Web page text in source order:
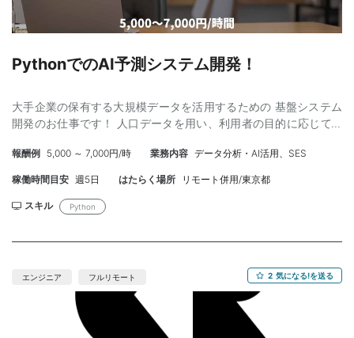
ック経験 ・金融・製薬・通信関連の業務のご経験 ■環境・条件 ・
開始：随時募集しておりますので即日でも先付け開始でも可能で
（準委任契約） ・精算：あり（140-180h/中間割） ・稼働：週４
から相談OK ・出社：週1回程度できる方を希望しています（千代
め、翌々月5日払い（ご相談可）
PythonでのAI予測システム開発！
大手企業の保有する大規模データを活用するための 基盤システム
開発のお仕事です！ 人口データを用い、利用者の目的に応じてAI
を開発します。 主要なML推論実行、セルフ可視化ダッシュボー
ド、学習ワークフロー管理、および人口取得APIの再構築をご担当
ー・ドキュメント作成となります。 【開発環境】 ・Python ・
Panel-Graphic-Walker ・Prefect ・TileDB 【必須条件】 ・開発経
k8sの使用経験（個人学習可） ・Unix系OSの知識 【契約詳細】
・開始：即日〜 ・精算：140-180時間（平均稼働は160〜170h）
・精算単位：30分 ・面談回数：1回（元請け1回） ・支払サイト：
35日（当月締め翌々月5日払い）ご相談ください ・PC貸与：有
報酬例 5,000 ～ 7,000円/時 業務内容 データ分析・AI活用、SES
稼働時間目安 週5日 はたらく場所 リモート併用/東京都
スキル Python
エンジニア フルリモート 2 気になる!を送る